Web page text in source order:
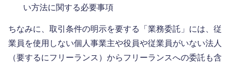
い方法に関する必要事項
ちなみに、取引条件の明示を要する「業務委託」には、従
業員を使用しない個人事業主や役員や従業員がいない法人
（要するにフリーランス）からフリーランスへの委託も含